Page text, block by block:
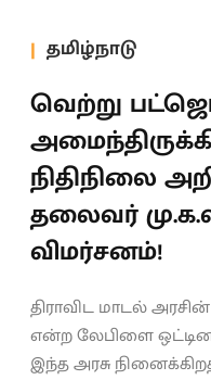
தமிழ்நாடு
வெற்று
நிதிநிலை
தலைவர்
விமர்சனம்!
திராவிட மாடல்
என்ற லேபிளை
இந்த அரசு